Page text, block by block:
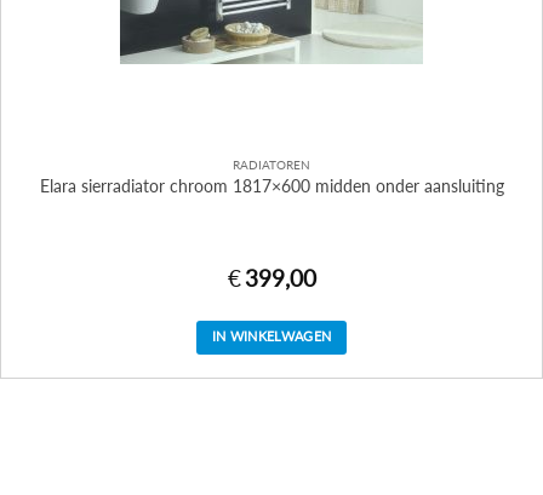
RADIATOREN
Elara sierradiator chroom 1817×600 midden onder aansluiting
€ 399,00
IN WINKELWAGEN